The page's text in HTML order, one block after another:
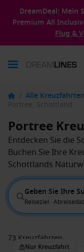
DreamDeal: Mein
Premium All
Flug &
/ Alle Kreuzfahrten
Portree, Schottland
Portree
Entdecken Sie die
Buchen Sie Ihre
Schottlands
Geben Sie Ihre
Reiseziel ·
73 Kreuzfahrten
Nur Kreuzfahrt